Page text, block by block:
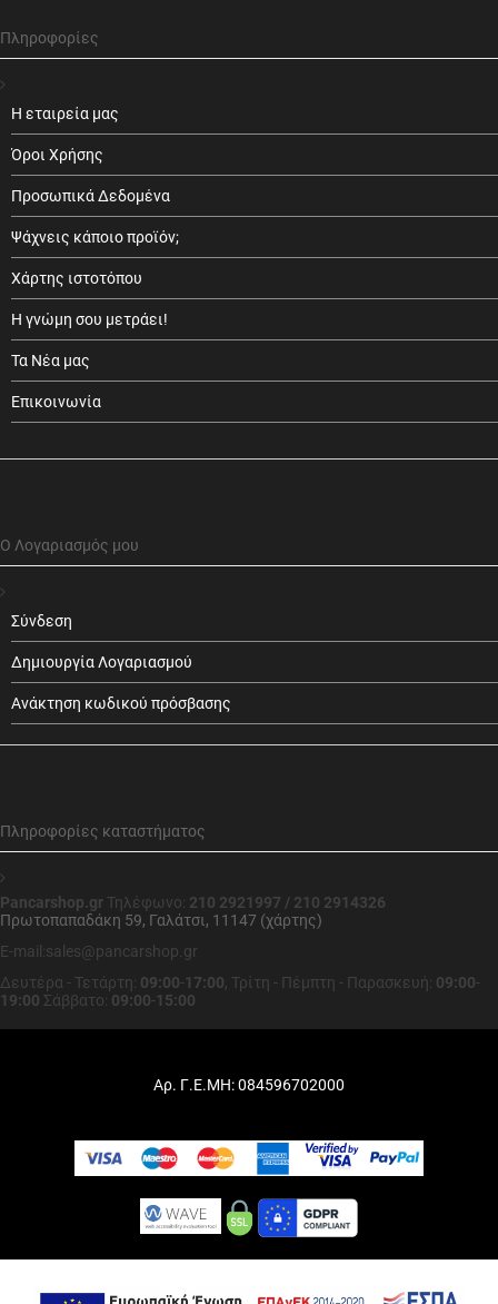
Πληροφορίες
Η εταιρεία μας
Όροι Χρήσης
Προσωπικά Δεδομένα
Ψάχνεις κάποιο προϊόν;
Χάρτης ιστοτόπου
Η γνώμη σου μετράει!
Τα Νέα μας
Επικοινωνία
Ο Λογαριασμός μου
Σύνδεση
Δημιουργία Λογαριασμού
Ανάκτηση κωδικού πρόσβασης
Πληροφορίες καταστήματος
Pancarshop.gr Τηλέφωνο: 210 2921997 / 210 2914326
Πρωτοπαπαδάκη 59, Γαλάτσι, 11147 (χάρτης)
E-mail:sales@pancarshop.gr
Δευτέρα - Τετάρτη: 09:00-17:00, Τρίτη - Πέμπτη - Παρασκευή: 09:00-
19:00 Σάββατο: 09:00-15:00
Αρ. Γ.Ε.ΜΗ: 084596702000